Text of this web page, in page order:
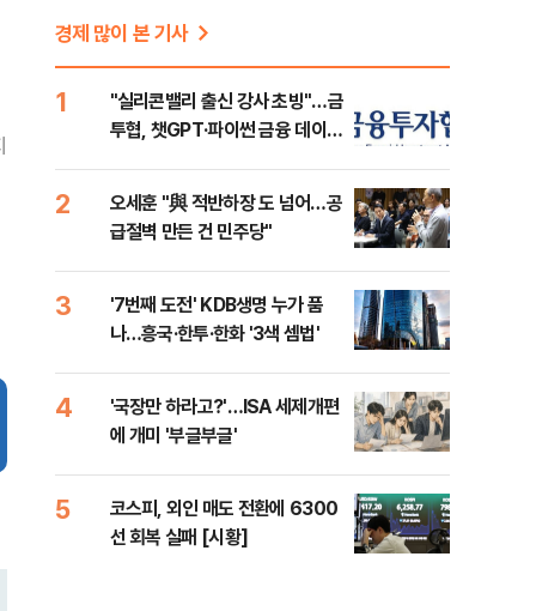
경제 많이 본 기사
1
"실리콘밸리 출신 강사 초빙"…금
투협, 챗GPT·파이썬 금융 데이터
2
오세훈 "與 적반하장 도 넘어…공
급절벽 만든 건 민주당"
3
'7번째 도전' KDB생명 누가 품
나…흥국·한투·한화 '3색 셈법'
4
'국장만 하라고?'…ISA 세제개편
에 개미 '부글부글'
5
코스피, 외인 매도 전환에 6300
선 회복 실패 [시황]